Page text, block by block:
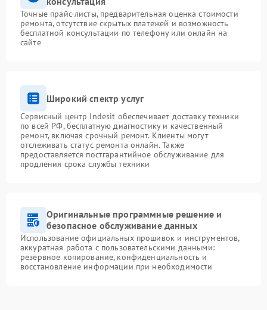
Точные прайс-листы, предварительная оценка стоимости
ремонта, отсутствие скрытых платежей и возможность
бесплатной консультации по телефону или онлайн на
сайте
Широкий спектр услуг
Сервисный центр Indesit обеспечивает доставку техники
по всей РФ, бесплатную диагностику и качественный
ремонт, включая срочный ремонт. Клиенты могут
отслеживать статус ремонта онлайн. Также
предоставляется постгарантийное обслуживание для
продления срока службы техники
Оригинальные программные решение и
безопасное обслуживание данных
Использование официальных прошивок и инструментов,
аккуратная работа с пользовательскими данными:
резервное копирование, конфиденциальность и
восстановление информации при необходимости